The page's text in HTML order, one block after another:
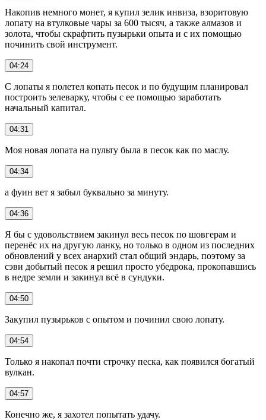
Накопив немного монет, я купил зелик инвиза, взоритовую
лопату на втулковые чары за 600 тысяч, а также алмазов и
золота, чтобы скрафтить пузырьки опыта и с их помощью
починить свой инструмент.
04:24
С лопаты я полетел копать песок и по будущим планировал
построить зелеварку, чтобы с ее помощью заработать
начальный капитал.
04:31
Моя новая лопата на пульту была в песок как по маслу.
04:34
а фуин вет я забыл буквально за минуту.
04:36
Я бы с удовольствием закинул весь песок по шовгерам и
перенёс их на другую ланку, но только в одном из последних
обновлений у всех анархий стал общий эндарь, поэтому за
сэви добытый песок я решил просто убедрока, прокопавшись
в недре земли и закинул всё в сундуки.
04:50
Закупил пузырьков с опытом и починил свою лопату.
04:54
Только я накопал почти строчку песка, как появился богатый
вулкан.
04:57
Конечно же, я захотел попытать удачу.